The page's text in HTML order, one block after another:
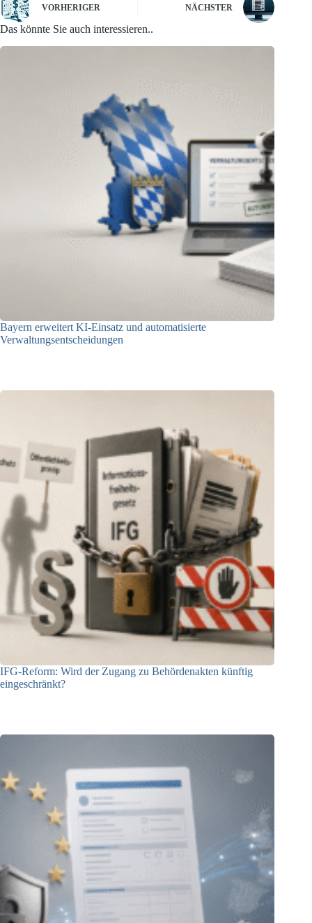
VORHERIGER NÄCHSTER
Das könnte Sie auch interessieren..
Bayern erweitert KI-Einsatz und automatisierte
Verwaltungsentscheidungen
IFG-Reform: Wird der Zugang zu Behördenakten künftig
eingeschränkt?